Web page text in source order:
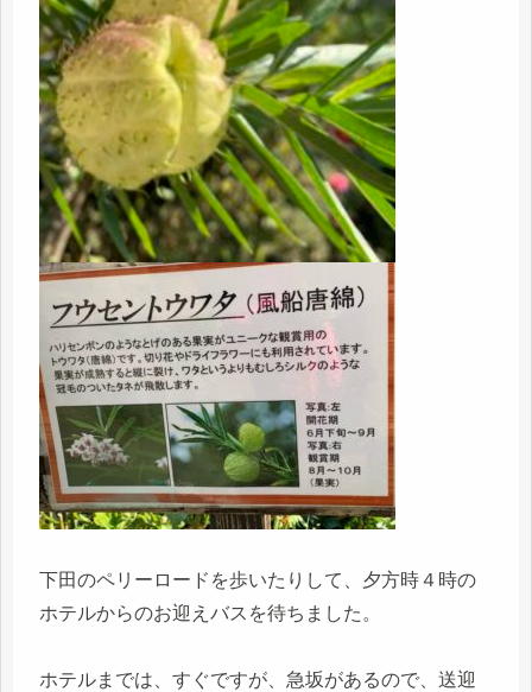
下田のペリーロードを歩いたりして、夕方時４時の
ホテルからのお迎えバスを待ちました。
ホテルまでは、すぐですが、急坂があるので、送迎